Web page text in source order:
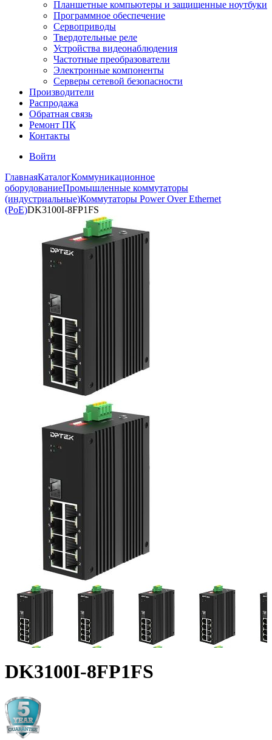
Планшетные компьютеры и защищенные ноутбуки
Программное обеспечение
Сервоприводы
Твердотельные реле
Устройства видеонаблюдения
Частотные преобразователи
Электронные компоненты
Серверы сетевой безопасности
Производители
Распродажа
Обратная связь
Ремонт ПК
Контакты
Войти
ГлавнаяКаталогКоммуникационное
оборудованиеПромышленные коммутаторы
(индустриальные)Коммутаторы Power Over Ethernet
(PoE)DK3100I-8FP1FS
DK3100I-8FP1FS